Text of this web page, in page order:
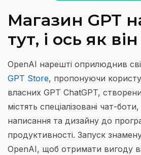
Магазин GPT
тут, і ось як
OpenAI нарешті оприлюднив
GPT Store, пропонуючи
власних GPT ChatGPT,
містять спеціалізовані чат-
написання та дизайну до
продуктивності. Запуск
OpenAI, щоб отримати вигоду